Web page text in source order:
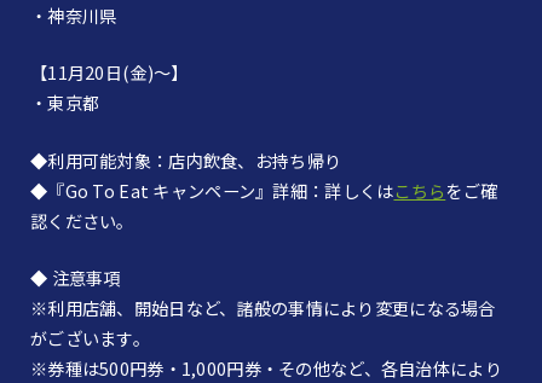
・神奈川県
【11月20日(金)～】
・東京都
◆利用可能対象：店内飲食、お持ち帰り
◆『Go To Eat キャンペーン』詳細：詳しくはこちらをご確
認ください。
◆ 注意事項
※利用店舗、開始日など、諸般の事情により変更になる場合
がございます。
※券種は500円券・1,000円券・その他など、各自治体により